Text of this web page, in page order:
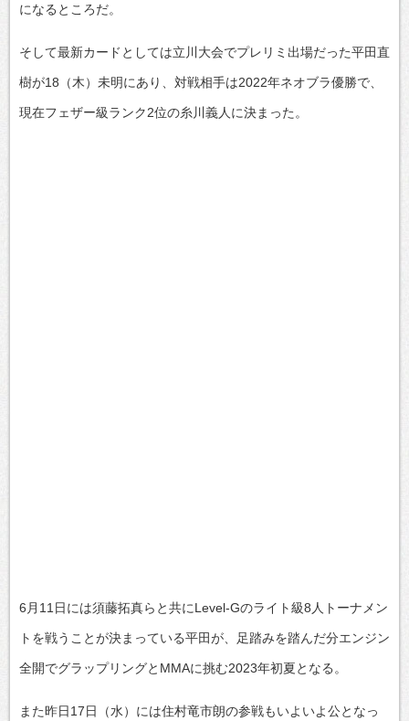
になるところだ。
そして最新カードとしては立川大会でプレリミ出場だった平田直
樹が18（木）未明にあり、対戦相手は2022年ネオブラ優勝で、
現在フェザー級ランク2位の糸川義人に決まった。
6月11日には須藤拓真らと共にLevel-Gのライト級8人トーナメン
トを戦うことが決まっている平田が、足踏みを踏んだ分エンジン
全開でグラップリングとMMAに挑む2023年初夏となる。
また昨日17日（水）には住村竜市朗の参戦もいよいよ公となっ